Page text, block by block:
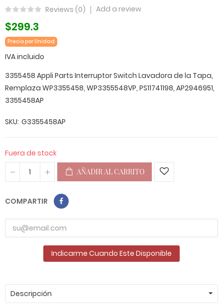
Reviews (0) Add a review
$299.3
Precio por Unidad
IVA incluido
3355458 Appli Parts Interruptor Switch Lavadora de la Tapa,
Remplaza WP3355458, WP3355548VP, PS11741198, AP2946951,
3355458AP
SKU G3355458AP
Fuera de stock
AÑADIR AL CARRITO
COMPARTIR
Indicarme Cuando Este Disponible
Descripción